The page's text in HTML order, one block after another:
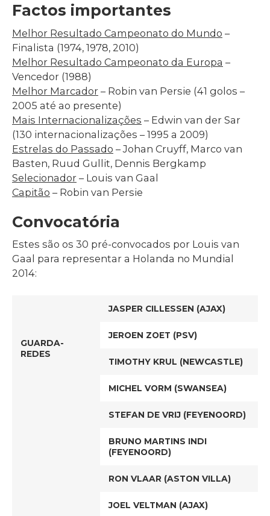
Factos importantes
Melhor Resultado Campeonato do Mundo –
Finalista (1974, 1978, 2010)
Melhor Resultado Campeonato da Europa –
Vencedor (1988)
Melhor Marcador – Robin van Persie (41 golos –
2005 até ao presente)
Mais Internacionalizações – Edwin van der Sar
(130 internacionalizações – 1995 a 2009)
Estrelas do Passado – Johan Cruyff, Marco van
Basten, Ruud Gullit, Dennis Bergkamp
Selecionador – Louis van Gaal
Capitão – Robin van Persie
Convocatória
Estes são os 30 pré-convocados por Louis van
Gaal para representar a Holanda no Mundial
2014:
GUARDA-
REDES
JASPER CILLESSEN (AJAX)
JEROEN ZOET (PSV)
TIMOTHY KRUL (NEWCASTLE)
MICHEL VORM (SWANSEA)
STEFAN DE VRIJ (FEYENOORD)
BRUNO MARTINS INDI
(FEYENOORD)
RON VLAAR (ASTON VILLA)
JOEL VELTMAN (AJAX)